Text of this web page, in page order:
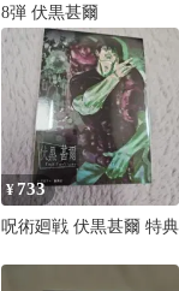
8弾 伏黒甚爾
¥733
呪術廻戦 伏黒甚爾 特典